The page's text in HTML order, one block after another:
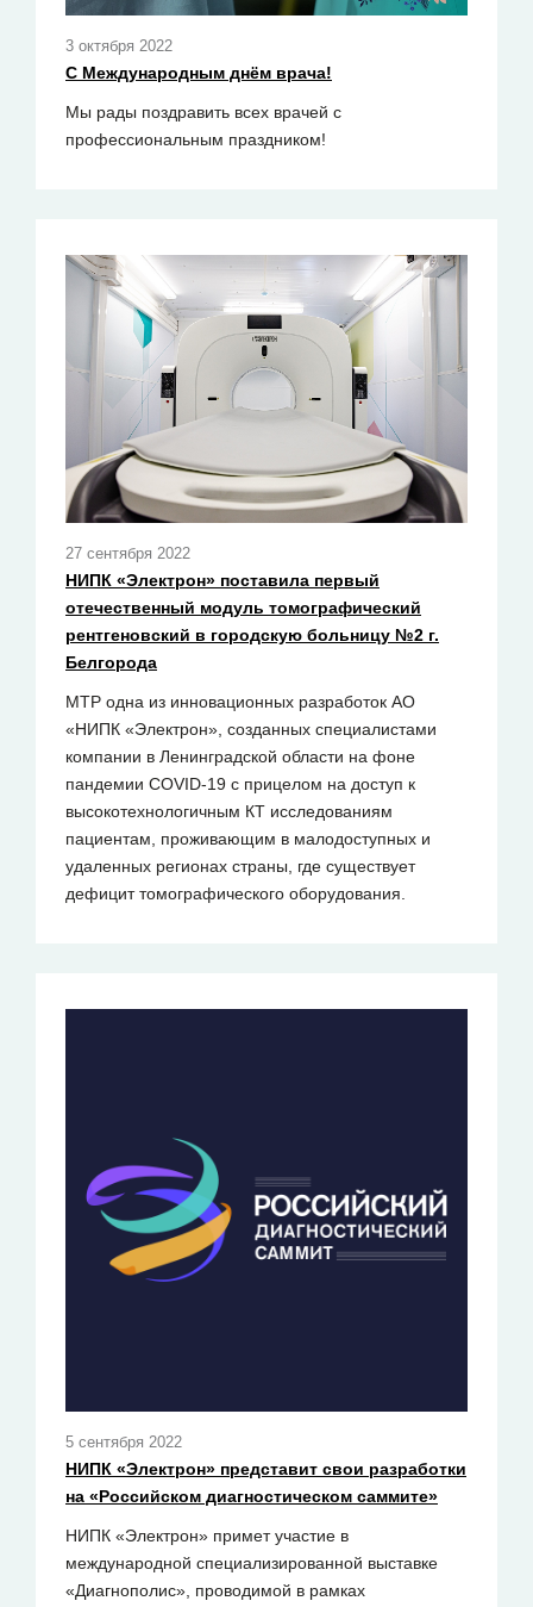
3 октября 2022
С Международным днём врача!
Мы рады поздравить всех врачей с
профессиональным праздником!
27 сентября 2022
НИПК «Электрон» поставила первый
отечественный модуль томографический
рентгеновский в городскую больницу №2 г.
Белгорода
МТР одна из инновационных разработок АО
«НИПК «Электрон», созданных специалистами
компании в Ленинградской области на фоне
пандемии COVID-19 c прицелом на доступ к
высокотехнологичным КТ исследованиям
пациентам, проживающим в малодоступных и
удаленных регионах страны, где существует
дефицит томографического оборудования.
5 сентября 2022
НИПК «Электрон» представит свои разработки
на «Российском диагностическом саммите»
НИПК «Электрон» примет участие в
международной специализированной выставке
«Диагнополис», проводимой в рамках